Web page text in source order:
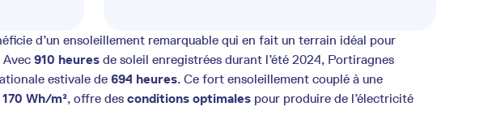
d’un ensoleillement remarquable qui en fait un terrain idéal pour
Avec 910 heures de soleil enregistrées durant l’été 2024, Portiragnes
estivale de 694 heures. Ce fort ensoleillement couplé à une
Wh/m², offre des conditions optimales pour produire de l’électricité